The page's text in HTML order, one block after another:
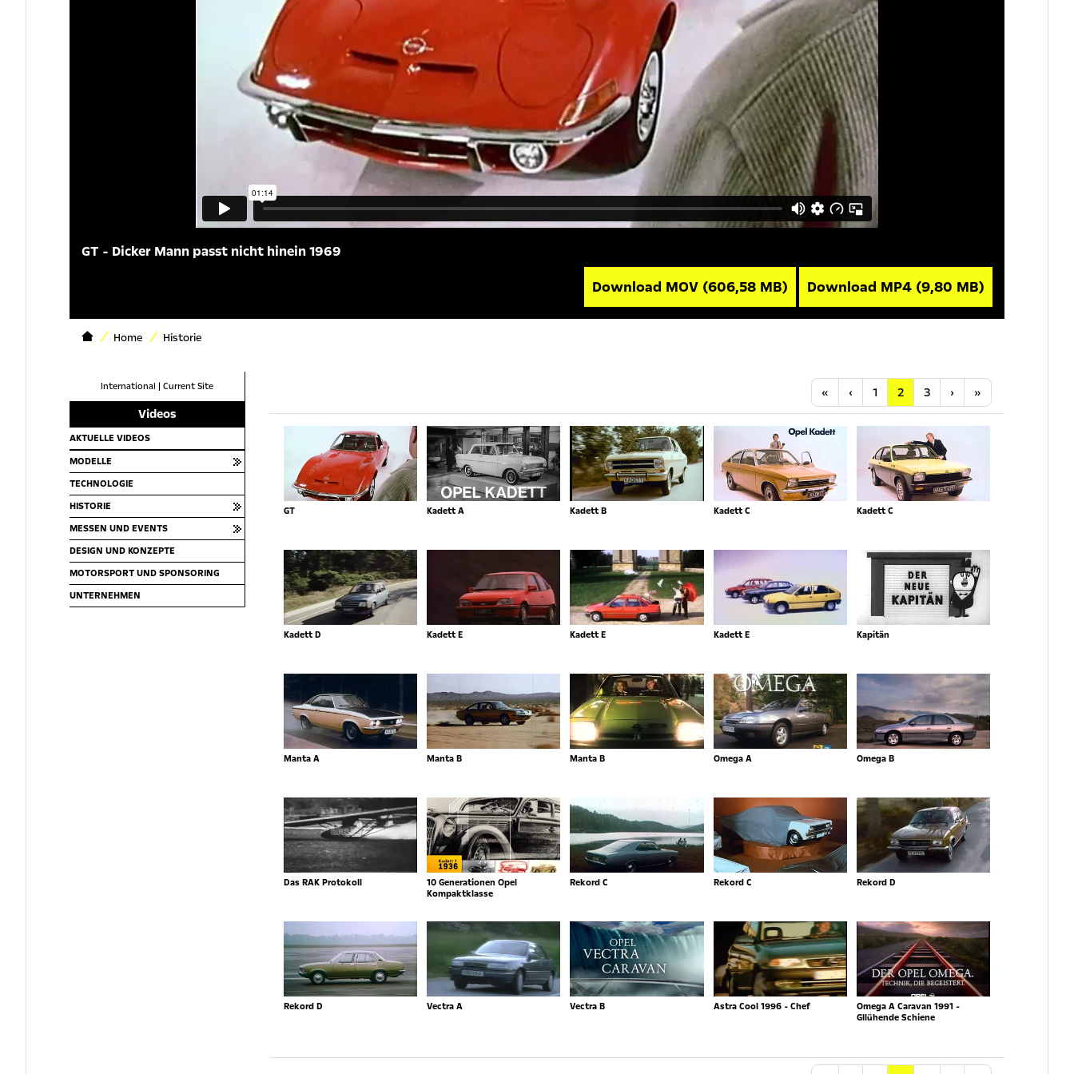
GT - Dicker Mann passt nicht hinein 1969
Download MOV (606,58 MB) Download MP4 (9,80 MB)
Home Historie
International | Current Site
Videos
AKTUELLE VIDEOS
MODELLE
TECHNOLOGIE
HISTORIE
MESSEN UND EVENTS
DESIGN UND KONZEPTE
MOTORSPORT UND SPONSORING
UNTERNEHMEN
« Anfang
‹ Vorherige
1 2 3 ›Nächste
»
GT Kadett A Kadett B Kadett C Kadett C
Kadett D Kadett E Kadett E Kadett E Kapitän
Manta A Manta B Manta B Omega A Omega B
Das RAK Protokoll
10 Generationen Opel
Kompaktklasse
Rekord C Rekord C Rekord D
Rekord D Vectra A Vectra B Astra Cool 1996 - Chef
Omega A Caravan 1991 -
Gllühende Schiene